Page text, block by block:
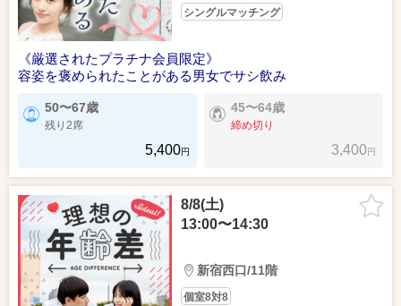
シングルマッチング
《厳選されたプラチナ会員限定》
容姿を褒められたことがある男女でサシ飲み
50〜67歳
残り2席
5,400円
45〜64歳
締め切り
3,400円
8/8(土)
13:00〜14:30
新宿西口/11階
個室8対8